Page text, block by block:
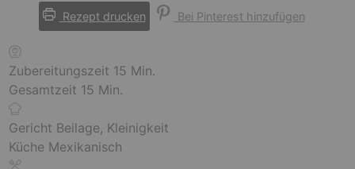
Rezept drucken Bei Pinterest hinzufügen
Zubereitungszeit 15 M
u
Min.
Gesamtzeit 15 M
n
u
Min.
Gericht Beilage, Kleinigkeit
Küche Mexikanisch